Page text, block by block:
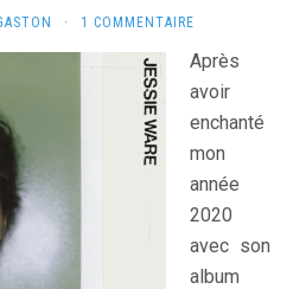
· 1 COMMENTAIRE
Après
avoir
enchanté
mon
année
2020
avec son
album